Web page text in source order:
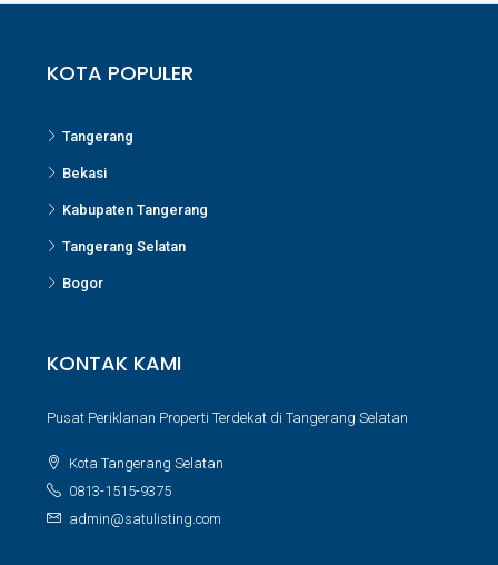
KOTA POPULER
Tangerang
Bekasi
Kabupaten Tangerang
Tangerang Selatan
Bogor
KONTAK KAMI
Pusat Periklanan Properti Terdekat di Tangerang Selatan
Kota Tangerang Selatan
0813-1515-9375
admin@satulisting.com